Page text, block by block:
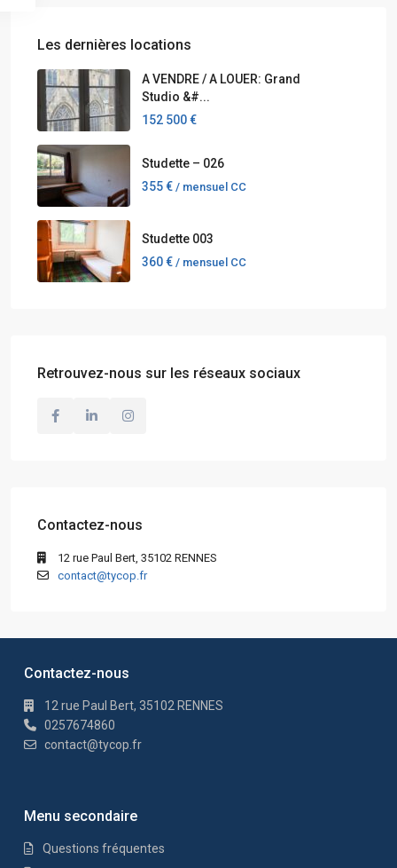
Les dernières locations
A VENDRE / A LOUER: Grand
Studio &#...
152 500 €
Studette – 026
355 € / mensuel CC
Studette 003
360 € / mensuel CC
Retrouvez-nous sur les réseaux sociaux
Contactez-nous
12 rue Paul Bert, 35102 RENNES
contact@tycop.fr
Contactez-nous
12 rue Paul Bert, 35102 RENNES
0257674860
contact@tycop.fr
Menu secondaire
Questions fréquentes